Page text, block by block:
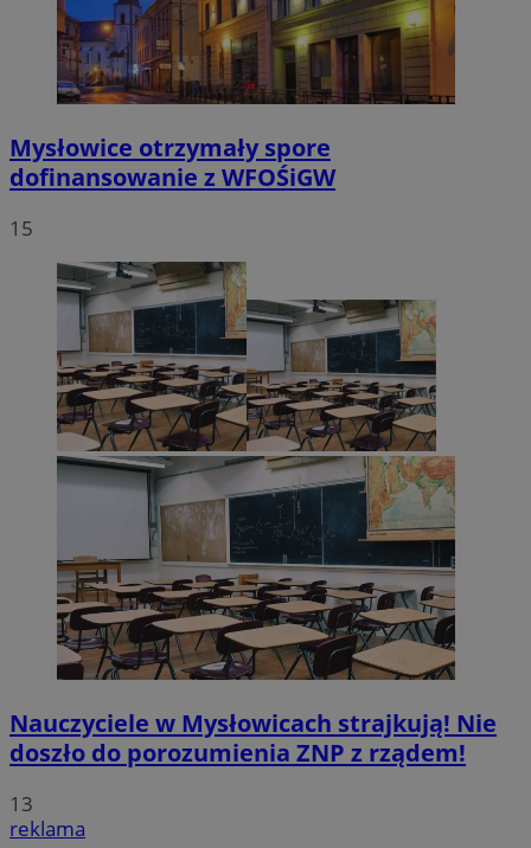
Mysłowice otrzymały spore
dofinansowanie z WFOŚiGW
15
Nauczyciele w Mysłowicach strajkują! Nie
doszło do porozumienia ZNP z rządem!
13
reklama